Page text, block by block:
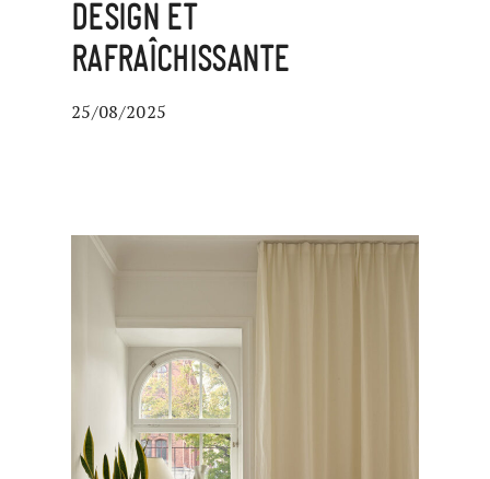
DESIGN ET
RAFRAÎCHISSANTE
25/08/2025